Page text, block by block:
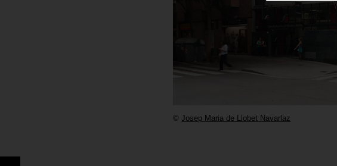
©Josep Maria de Llobet Navarlaz